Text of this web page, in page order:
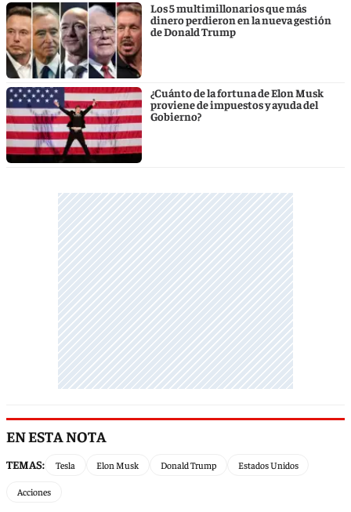
Los 5 multimillonarios que más
dinero perdieron en la nueva gestión
de Donald Trump
¿Cuánto de la fortuna de Elon Musk
proviene de impuestos y ayuda del
Gobierno?
EN ESTA NOTA
TEMAS: Tesla Elon Musk Donald Trump Estados Unidos
Acciones